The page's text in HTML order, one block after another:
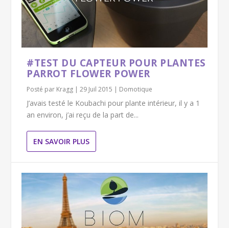
#TEST DU CAPTEUR POUR PLANTES
PARROT FLOWER POWER
Posté par Kragg |29 Juil 2015 | Domotique
J’avais testé le Koubachi pour plante intérieur, il y a 1
an environ, j’ai reçu de la part de...
EN SAVOIR PLUS